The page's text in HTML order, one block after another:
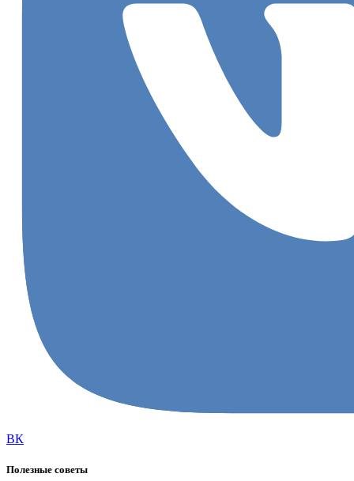
ВК
Полезные советы